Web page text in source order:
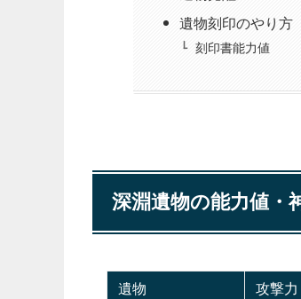
遺物刻印のやり方
刻印書能力値
深淵遺物の能力値・
遺物 攻撃力